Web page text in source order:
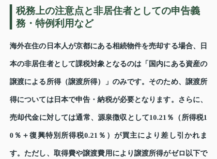
税務上の注意点と非居住者としての申告義
務・特例利用など
海外在住の日本人が京都にある相続物件を売却する場合、日
本の非居住者として課税対象となるのは「国内にある資産の
譲渡による所得（譲渡所得）」のみです。そのため、譲渡所
得については日本で申告・納税が必要となります。さらに、
売却代金に対しては通常、源泉徴収として10.21％（所得税1
0％＋復興特別所得税0.21％）が買主により差し引かれま
す。ただし、取得費や譲渡費用により譲渡所得がゼロ以下で